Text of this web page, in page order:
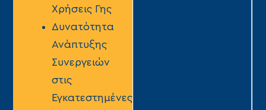
Χρήσεις Γης
Δυνατότητα
Ανάπτυξης
Συνεργειών
στις
Εγκατεστημένες